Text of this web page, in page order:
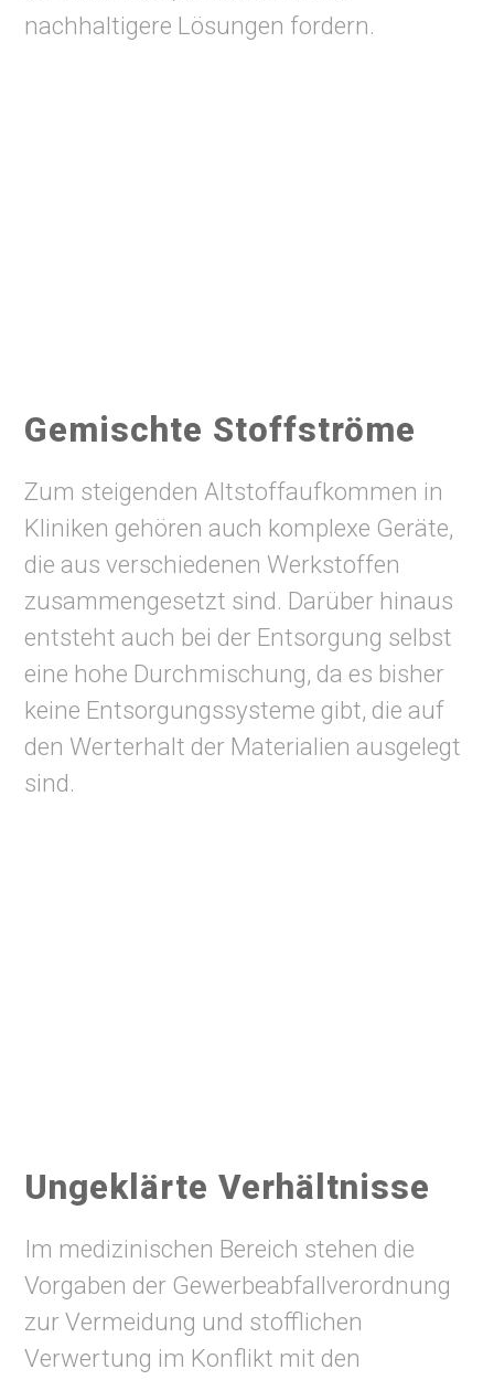
nachhaltigere Lösungen fordern.
Gemischte Stoffströme
Zum steigenden Altstoffaufkommen in
Kliniken gehören auch komplexe Geräte,
die aus verschiedenen Werkstoffen
zusammengesetzt sind. Darüber hinaus
entsteht auch bei der Entsorgung selbst
eine hohe Durchmischung, da es bisher
keine Entsorgungssysteme gibt, die auf
den Werterhalt der Materialien ausgelegt
sind.
Ungeklärte Verhältnisse
Im medizinischen Bereich stehen die
Vorgaben der Gewerbeabfallverordnung
zur Vermeidung und stofflichen
Verwertung im Konflikt mit den